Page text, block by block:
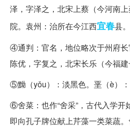
泽，字泽之，北宋上蔡（今河南
院。袁州：治所在今江西宜春县。
④通判：官名，地位略次于州府长
陈优，字复之，北宋长乐（今福建
⑤黝（yǒu）：淡黑色。垩（è）：
⑥舍菜：也作“舍采”，古代入学开
即向孔子牌位献上芹藻一类菜蔬。